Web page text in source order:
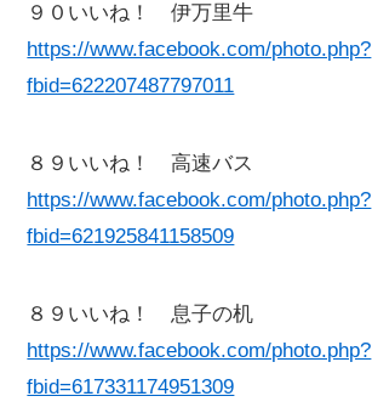
９０いいね！ 伊万里牛
https://www.facebook.com/photo.php?
fbid=622207487797011
８９いいね！ 高速バス
https://www.facebook.com/photo.php?
fbid=621925841158509
８９いいね！ 息子の机
https://www.facebook.com/photo.php?
fbid=617331174951309